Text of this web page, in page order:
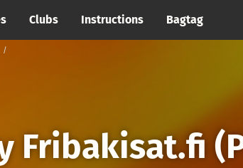
Clubs Instructions Bagtag
Fribakisat.fi